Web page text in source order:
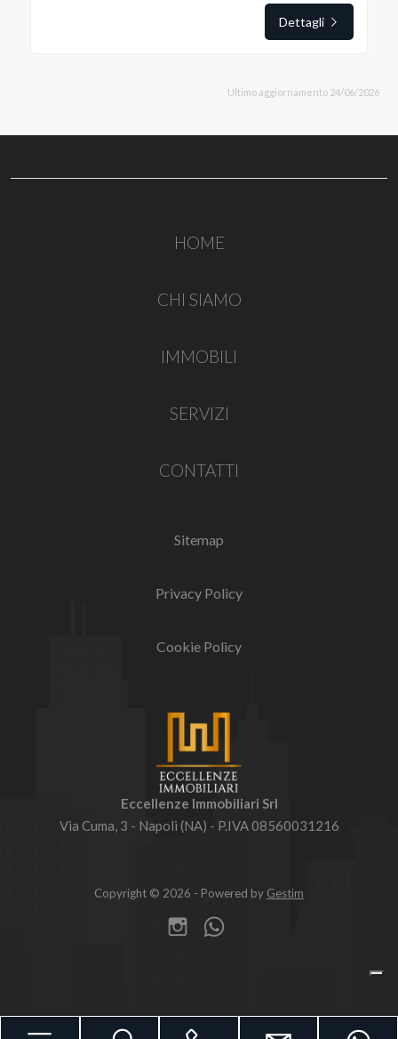
Dettagli
Ultimo aggiornamento 24/06/2026
HOME
CHI SIAMO
IMMOBILI
SERVIZI
CONTATTI
Sitemap
Privacy Policy
Cookie Policy
Eccellenze Immobiliari Srl
Via Cuma, 3 - Napoli (NA) - P.IVA 08560031216
Copyright © 2026 - Powered by Gestim